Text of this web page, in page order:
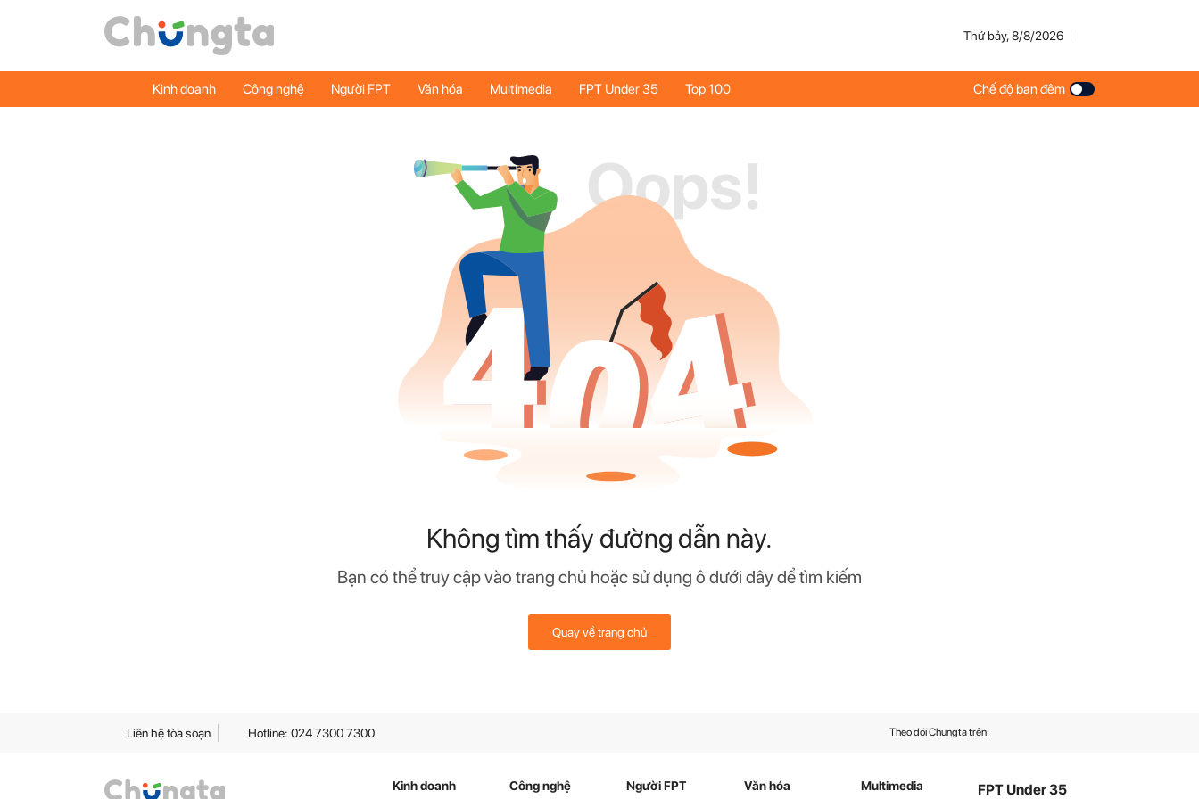
Thứ bảy, 8/8/2026
Kinh doanh Công nghệ Người FPT Văn hóa Multimedia FPT Under 35 Top 100 Chế độ ban đêm
Không tìm thấy đường dẫn này.
Bạn có thể truy cập vào trang chủ hoặc sử dụng ô dưới đây để tìm kiếm
Quay về trang chủ
Liên hệ tòa soạn Hotline: 024 7300 7300 Theo dõi Chungta trên:
Kinh doanh Công nghệ Người FPT Văn hóa Multimedia FPT Under 35